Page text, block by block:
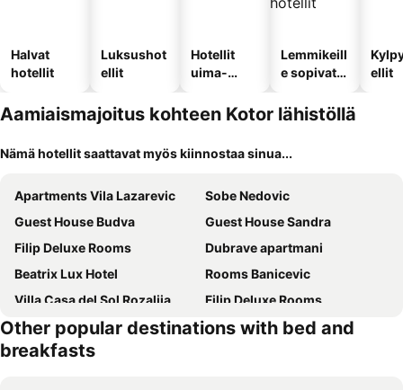
Halvat
hotellit
Luksushot
ellit
Hotellit
uima-
Lemmikeill
e sopivat
ellit
Aamiaismajoitus kohteen Kotor lähistöllä
Nämä hotellit saattavat myös kiinnostaa sinua...
Apartments Vila Lazarevic
Sobe Nedovic
Guest House Budva
Guest House Sandra
Filip Deluxe Rooms
Dubrave apartmani
Beatrix Lux Hotel
Rooms Banicevic
Villa Casa del Sol Rozalija
Filip Deluxe Rooms
Palazzo Banicevic Luxury Rooms
Guest House Mudresa
Guest House Jasna
Other popular destinations with bed and
breakfasts